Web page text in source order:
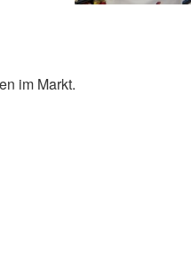
im Markt.